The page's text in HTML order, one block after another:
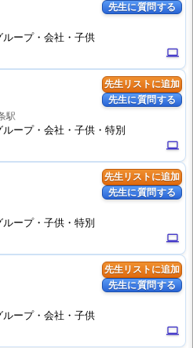
先生に質問する
computer
ループ・会社・子供
先生リストに追加
先生に質問する
computer
駅
ループ・会社・子供・特別
先生リストに追加
先生に質問する
computer
ループ・子供・特別
先生リストに追加
先生に質問する
computer
ループ・会社・子供